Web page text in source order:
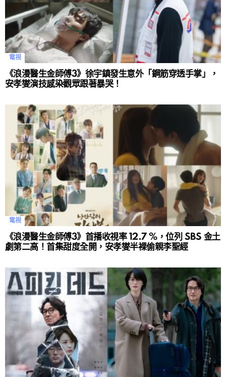
電視
《浪漫醫生金師傅3》徐宇鎮發生意外「鋼筋穿透手掌」，
安孝燮演技感染觀眾跟著暴哭！
電視
《浪漫醫生金師傅3》首播收視率 12.7 %，位列 SBS 金土
劇第二高！首集甜度全開，安孝燮半裸偷親李聖經